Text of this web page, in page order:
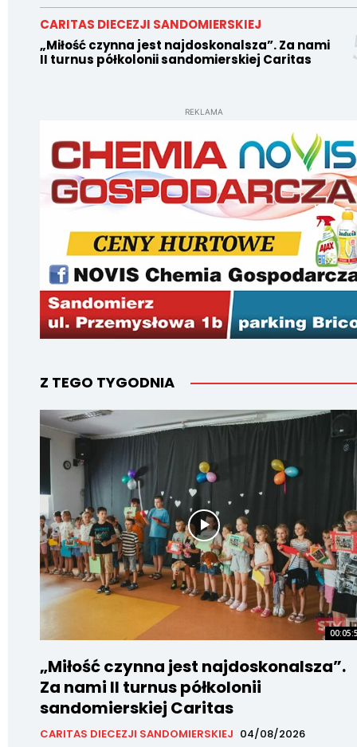
CARITAS DIECEZJI SANDOMIERSKIEJ
„Miłość czynna jest najdoskonalsza”. Za nami
II turnus półkolonii sandomierskiej Caritas
REKLAMA
Z TEGO TYGODNIA
„Miłość czynna jest najdoskonalsza”.
Za nami II turnus półkolonii
sandomierskiej Caritas
CARITAS DIECEZJI SANDOMIERSKIEJ 04/08/2026